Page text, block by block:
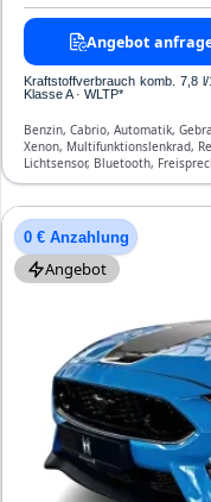
Angebot
Kraftstoffverbrauch komb. 7,8
Klasse A · WLTP*
Benzin, Cabrio, Automatik,
Xenon, Multifunktionslenkrad,
Lichtsensor, Bluetooth,
Seiten-Airbags
0 € Anzahlung
Angebot